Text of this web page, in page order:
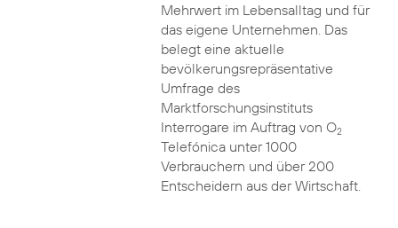
Mehrwert im Lebensalltag und für
das eigene Unternehmen. Das
belegt eine aktuelle
bevölkerungsrepräsentative
Umfrage des
Marktforschungsinstituts
Interrogare im Auftrag von O2
Telefónica unter 1000
Verbrauchern und über 200
Entscheidern aus der Wirtschaft.